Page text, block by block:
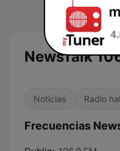
NewsTalk
Noticias Radio
Frecuencias